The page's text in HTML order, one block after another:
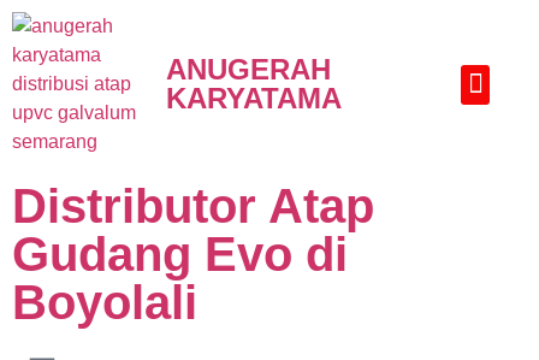
ANUGERAH
KARYATAMA
Distributor Atap
Gudang Evo di
Boyolali